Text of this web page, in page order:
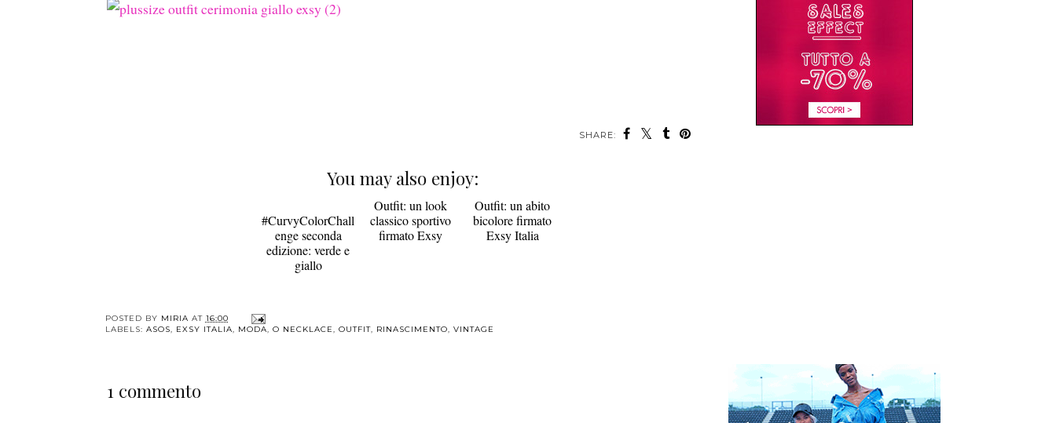
SHARE:
You may also enjoy:
edizione: verde e
firmato Exsy
Exsy Italia
POSTED BYMIRIA AT